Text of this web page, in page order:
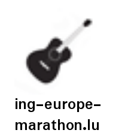
ing-europe-
marathon.lu